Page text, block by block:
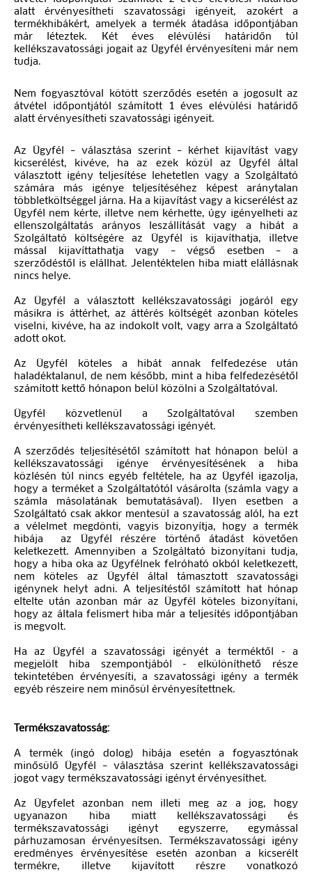
alatt érvényesítheti szavatossági igényeit, azokért a
termékhibákért, amelyek a termék átadása időpontjában
már léteztek. Két éves elévülési határidőn túl
kellékszavatossági jogait az Ügyfél érvényesíteni már nem
tudja.
Nem fogyasztóval kötött szerződés esetén a jogosult az
átvétel időpontjától számított 1 éves elévülési határidő
alatt érvényesítheti szavatossági igényeit.
Az Ügyfél – választása szerint – kérhet kijavítást vagy
kicserélést, kivéve, ha az ezek közül az Ügyfél által
választott igény teljesítése lehetetlen vagy a Szolgáltató
számára más igénye teljesítéséhez képest aránytalan
többletköltséggel járna. Ha a kijavítást vagy a kicserélést az
Ügyfél nem kérte, illetve nem kérhette, úgy igényelheti az
ellenszolgáltatás arányos leszállítását vagy a hibát a
Szolgáltató költségére az Ügyfél is kijavíthatja, illetve
mással kijavíttathatja vagy – végső esetben – a
szerződéstől is elállhat. Jelentéktelen hiba miatt elállásnak
nincs helye.
Az Ügyfél a választott kellékszavatossági jogáról egy
másikra is áttérhet, az áttérés költségét azonban köteles
viselni, kivéve, ha az indokolt volt, vagy arra a Szolgáltató
adott okot.
Az Ügyfél köteles a hibát annak felfedezése után
haladéktalanul, de nem később, mint a hiba felfedezésétől
számított kettő hónapon belül közölni a Szolgáltatóval.
Ügyfél közvetlenül a Szolgáltatóval szemben
érvényesítheti kellékszavatossági igényét.
A szerződés teljesítésétől számított hat hónapon belül a
kellékszavatossági igénye érvényesítésének a hiba
közlésén túl nincs egyéb feltétele, ha az Ügyfél igazolja,
hogy a terméket a Szolgáltatótól vásárolta (számla vagy a
számla másolatának bemutatásával). Ilyen esetben a
Szolgáltató csak akkor mentesül a szavatosság alól, ha ezt
a vélelmet megdönti, vagyis bizonyítja, hogy a termék
hibája az Ügyfél részére történő átadást követően
keletkezett. Amennyiben a Szolgáltató bizonyítani tudja,
hogy a hiba oka az Ügyfélnek felróható okból keletkezett,
nem köteles az Ügyfél által támasztott szavatossági
igénynek helyt adni. A teljesítéstől számított hat hónap
eltelte után azonban már az Ügyfél köteles bizonyítani,
hogy az általa felismert hiba már a teljesítés időpontjában
is megvolt.
Ha az Ügyfél a szavatossági igényét a terméktől - a
megjelölt hiba szempontjából - elkülöníthető része
tekintetében érvényesíti, a szavatossági igény a termék
egyéb részeire nem minősül érvényesítettnek.
Termékszavatosság:
A termék (ingó dolog) hibája esetén a fogyasztónak
minősülő Ügyfél – választása szerint kellékszavatossági
jogot vagy termékszavatossági igényt érvényesíthet.
Az Ügyfelet azonban nem illeti meg az a jog, hogy
ugyanazon hiba miatt kellékszavatossági és
termékszavatossági igényt egyszerre, egymással
párhuzamosan érvényesítsen. Termékszavatossági igény
eredményes érvényesítése esetén azonban a kicserélt
termékre, illetve kijavított részre vonatkozó